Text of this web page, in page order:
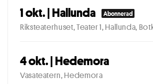
1 okt. | Hallunda Abonnerad
Riksteaterhuset, Teater 1, Hallunda,
4 okt. | Hedemora
Vasateatern, Hedemora